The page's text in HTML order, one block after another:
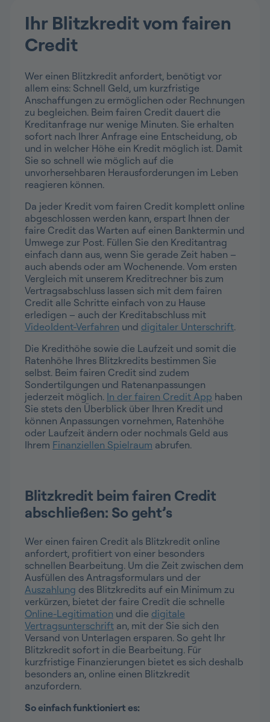
Ihr Blitzkredit vom fairen
Credit
Wer einen Blitzkredit anfordert, benötigt vor
allem eins: Schnell Geld, um kurzfristige
Anschaffungen zu ermöglichen oder Rechnungen
zu begleichen. Beim fairen Credit dauert die
Kreditanfrage nur wenige Minuten. Sie erhalten
sofort nach Ihrer Anfrage eine Entscheidung, ob
und in welcher Höhe ein Kredit möglich ist. Damit
Sie so schnell wie möglich auf die
unvorhersehbaren Herausforderungen im Leben
reagieren können.
Da jeder Kredit vom fairen Credit komplett online
abgeschlossen werden kann, erspart Ihnen der
faire Credit das Warten auf einen Banktermin und
Umwege zur Post. Füllen Sie den Kreditantrag
einfach dann aus, wenn Sie gerade Zeit haben –
auch abends oder am Wochenende. Vom ersten
Vergleich mit unserem Kreditrechner bis zum
Vertragsabschluss lassen sich mit dem fairen
Credit alle Schritte einfach von zu Hause
erledigen – auch der Kreditabschluss mit
VideoIdent-Verfahren und digitaler Unterschrift.
Die Kredithöhe sowie die Laufzeit und somit die
Ratenhöhe Ihres Blitzkredits bestimmen Sie
selbst. Beim fairen Credit sind zudem
Sondertilgungen und Ratenanpassungen
jederzeit möglich. In der fairen Credit App haben
Sie stets den Überblick über Ihren Kredit und
können Anpassungen vornehmen, Ratenhöhe
oder Laufzeit ändern oder nochmals Geld aus
Ihrem Finanziellen Spielraum abrufen.
Blitzkredit beim fairen Credit
abschließen: So geht’s
Wer einen fairen Credit als Blitzkredit online
anfordert, profitiert von einer besonders
schnellen Bearbeitung. Um die Zeit zwischen dem
Ausfüllen des Antragsformulars und der
Auszahlung des Blitzkredits auf ein Minimum zu
verkürzen, bietet der faire Credit die schnelle
Online-Legitimation und die digitale
Vertragsunterschrift an, mit der Sie sich den
Versand von Unterlagen ersparen. So geht Ihr
Blitzkredit sofort in die Bearbeitung. Für
kurzfristige Finanzierungen bietet es sich deshalb
besonders an, online einen Blitzkredit
anzufordern.
So einfach funktioniert es: